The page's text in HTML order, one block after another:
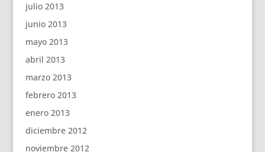
julio 2013
junio 2013
mayo 2013
abril 2013
marzo 2013
febrero 2013
enero 2013
diciembre 2012
noviembre 2012